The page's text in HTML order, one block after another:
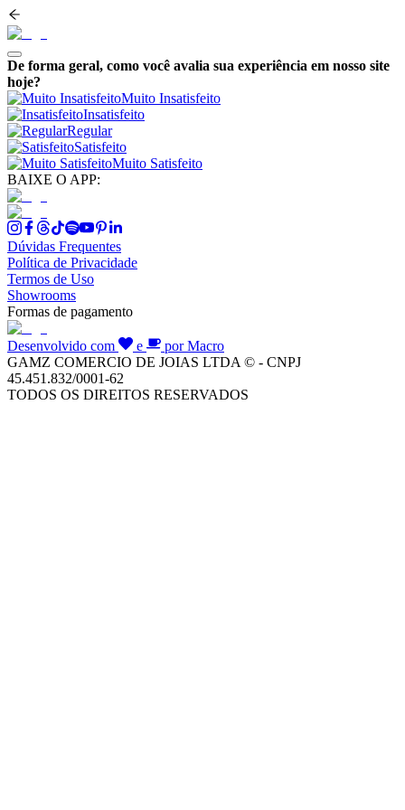
De forma geral, como você avalia sua experiência em nosso site
hoje?
Muito Insatisfeito
Insatisfeito
Regular
Satisfeito
Muito Satisfeito
BAIXE O APP:
Dúvidas Frequentes
Política de Privacidade
Termos de Uso
Showrooms
Formas de pagamento
Desenvolvido com e
por Macro
GAMZ COMERCIO DE JOIAS LTDA © - CNPJ
45.451.832/0001-62
TODOS OS DIREITOS RESERVADOS